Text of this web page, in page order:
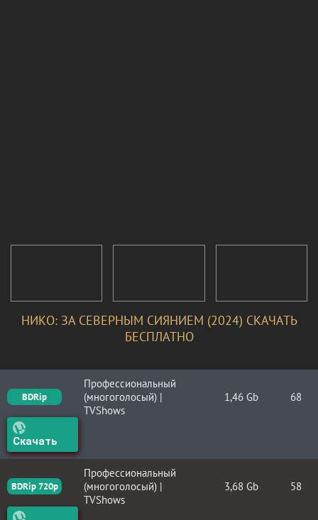
НИКО: ЗА СЕВЕРНЫМ СИЯНИЕМ (2024) СКАЧАТЬ
БЕСПЛАТНО
BDRip
Профессиональный
(многоголосый) |
TVShows
1,46 Gb 68
Скачать
BDRip 720p
Профессиональный
(многоголосый) |
TVShows
3,68 Gb 58